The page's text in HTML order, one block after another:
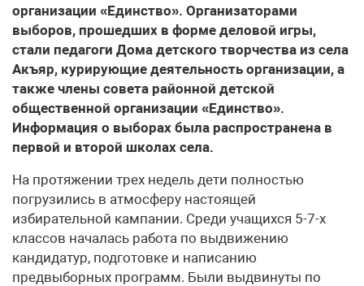
организации «Единство». Организаторами
выборов, прошедших в форме деловой игры,
стали педагоги Дома детского творчества из села
Акъяр, курирующие деятельность организации, а
также члены совета районной детской
общественной организации «Единство».
Информация о выборах была распространена в
первой и второй школах села.
На протяжении трех недель дети полностью
погрузились в атмосферу настоящей
избирательной кампании. Среди учащихся 5-7-х
классов началась работа по выдвижению
кандидатур, подготовке и написанию
предвыборных программ. Были выдвинуты по